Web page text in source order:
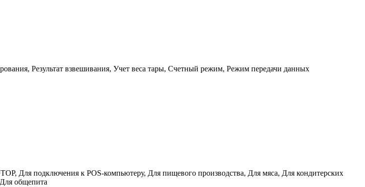
Результат взвешивания, Учет веса тары, Счетный режим, Режим передачи данных
Для подключения к POS-компьютеру, Для пищевого производства, Для мяса, Для кондитерских
общепита